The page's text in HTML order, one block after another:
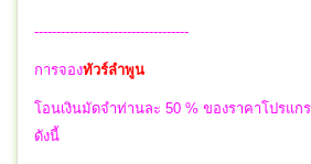
-----------------------------------
การจองทัวร์ลำพูน
โอนเงินมัดจำท่านละ 50 % ของราคาโปรแ
ดังนี้